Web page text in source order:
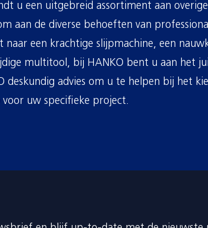
u een uitgebreid assortiment aan overige
aan de diverse behoeften van
naar een krachtige slijpmachine, een
multitool, bij HANKO bent u aan het
deskundig advies om u te helpen bij het
voor uw specifieke project.